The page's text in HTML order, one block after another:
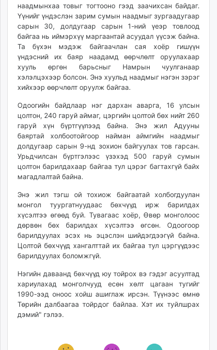
paparazzi.mn
unread.today
наадмынхаа товыг тогтооно гээд заачихсан байдаг.
Үүнийг үндэслэн зарим сумын наадмыг зургаадугаар
сарын 30, долдугаар сарын 1-ний үеэр товлоод
байгаа нь иймэрхүү маргаантай асуудал үүсэж байна.
Та бүхэн мэдэж байгаачлан сая хоёр гишүүн
үндэсний их баяр наадамд өөрчлөлт оруулахаар
хууль өргөн барьсныг Намрын чуулганаар
хэлэлцэхээр болсон. Энэ хуульд наадмыг нэгэн зэрэг
хийхээр өөрчлөлт оруулж байгаа.
Одоогийн байдлаар нэг дархан аварга, 16 улсын
цолтон, 240 гаруй аймаг, цэргийн цолтой бөх нийт 260
гаруй хүн бүртгүүлээд байна. Энэ жил Адууны
баяртай холбоотойгоор найман аймгийн наадмыг
долдугаар сарын 9-нд зохион байгуулах тов гарсан.
Урьдчилсан бүртгэлээс үзэхэд 500 гаруй сумын
цолтон барилдахаар байгаа тул цэрэг багтахгүй байх
магадлалтай байна.
Энэ жил тэгш ой тохиож байгаатай холбогдуулан
монгол туургатнуудаас бөхчүүд ирж барилдах
хүсэлтээ өгөөд буй. Тувагаас хоёр, Өвөр монголоос
дөрвөн бөх барилдах хүсэлтээ өгсөн. Одоогоор
барилдуулах эсэх нь эцэслэн шийдэгдээгүй байна.
Цолтой бөхчүүд хангалттай их байгаа тул цэргүүдээс
барилдуулах боломжгүй.
Нэгийн даваанд бөхчүүд юу тойрох вэ гэдэг асуултад
хариулахад монголчууд есөн хөлт цагаан тугийг
1990-ээд оноос хойш ашиглаж ирсэн. Түүнээс өмнө
Төрийн далбаагаа тойрдог байлаа. Хэт их туйлшрах
дэмий" гэлээ.